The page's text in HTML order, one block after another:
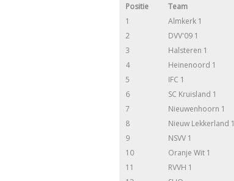
Positie Team
1
Almkerk 1
2
DVV'09 1
3
Halsteren 1
4
Heinenoord 1
5
IFC 1
6
SC Kruisland 1
7
Nieuwenhoorn 1
8
Nieuw Lekkerland 1
9
NSVV 1
10
Oranje Wit 1
11
RVVH 1